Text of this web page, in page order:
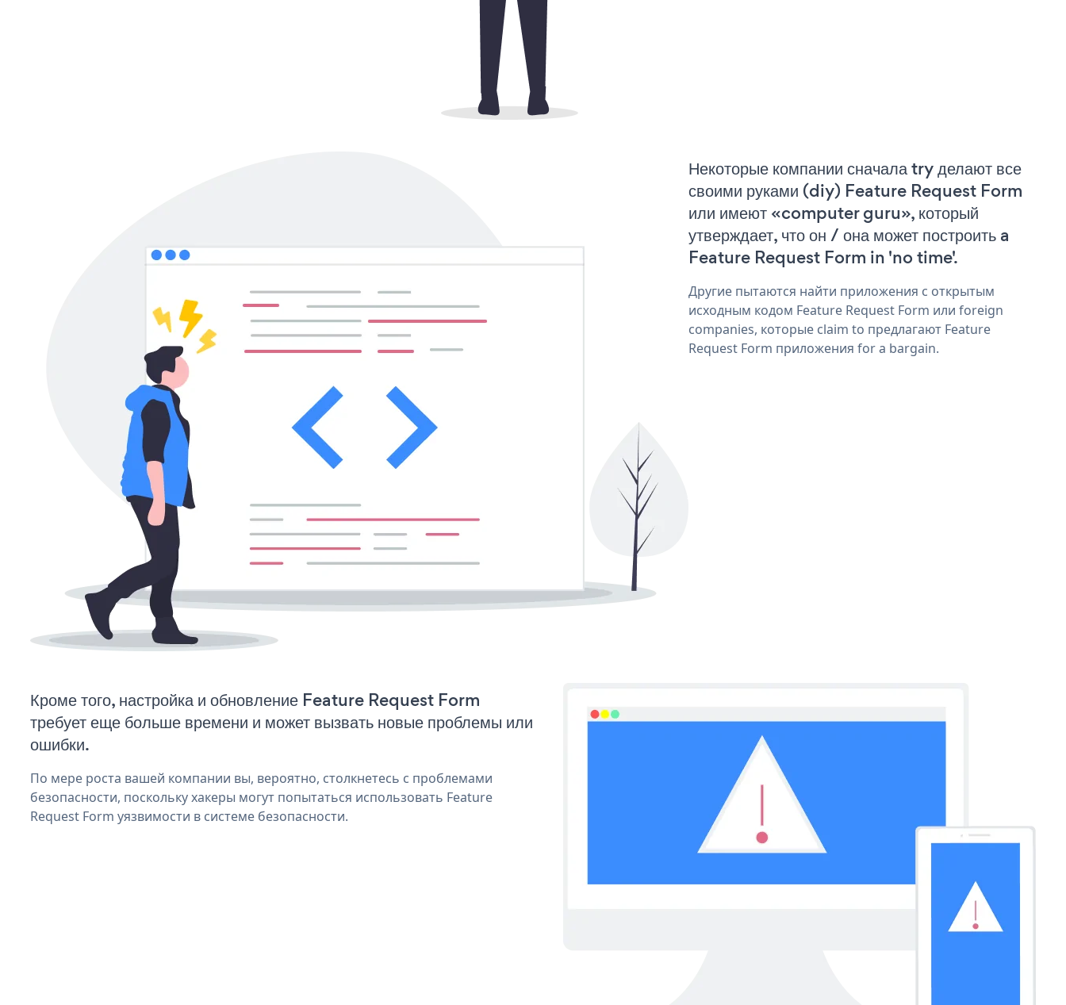
Некоторые компании сначала try делают все
своими руками (diy) Feature Request Form
или имеют «computer guru», который
утверждает, что он / она может построить a
Feature Request Form in 'no time'.
Другие пытаются найти приложения с открытым
исходным кодом Feature Request Form или foreign
companies, которые claim to предлагают Feature
Request Form приложения for a bargain.
Кроме того, настройка и обновление Feature Request Form
требует еще больше времени и может вызвать новые проблемы или
ошибки.
По мере роста вашей компании вы, вероятно, столкнетесь с проблемами
безопасности, поскольку хакеры могут попытаться использовать Feature
Request Form уязвимости в системе безопасности.